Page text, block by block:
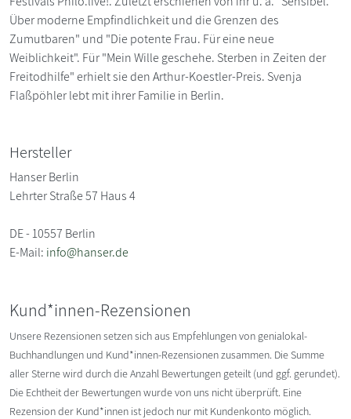
Über moderne Empfindlichkeit und die Grenzen des
Zumutbaren" und "Die potente Frau. Für eine neue
Weiblichkeit". Für "Mein Wille geschehe. Sterben in Zeiten der
Freitodhilfe" erhielt sie den Arthur-Koestler-Preis. Svenja
Flaßpöhler lebt mit ihrer Familie in Berlin.
Hersteller
Hanser Berlin
Lehrter Straße 57 Haus 4
DE - 10557 Berlin
E-Mail: info@hanser.de
Kund*innen-Rezensionen
Unsere Rezensionen setzen sich aus Empfehlungen von genialokal-
Buchhandlungen und Kund*innen-Rezensionen zusammen. Die Summe
aller Sterne wird durch die Anzahl Bewertungen geteilt (und ggf. gerundet).
Die Echtheit der Bewertungen wurde von uns nicht überprüft. Eine
Rezension der Kund*innen ist jedoch nur mit Kundenkonto möglich.